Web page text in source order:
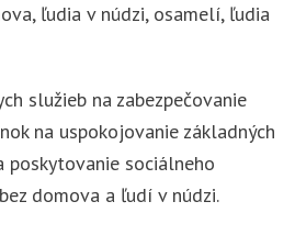
ľudia v núdzi, osamelí, ľudia
služieb na zabezpečovanie
na uspokojovanie základných
sociálneho
domova a ľudí v núdzi.